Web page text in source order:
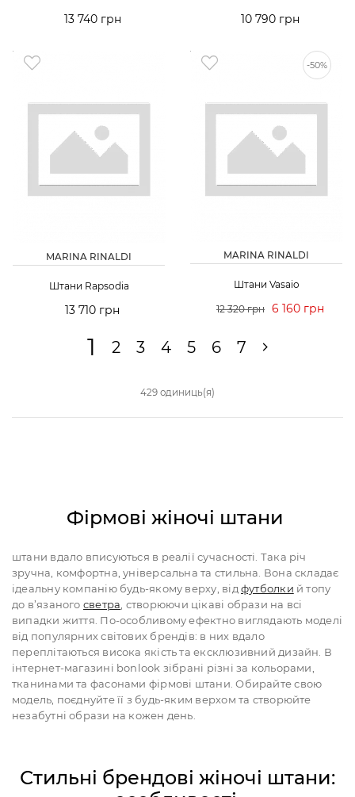
13 740 грн 10 790 грн
MARINA RINALDI
Штани Rapsodia
13 710 грн
-50%
MARINA RINALDI
Штани Vasaio
12 320 грн 6 160 грн
1 2 3 4 5 6 7
429 одиниць(я)
Фірмові жіночі штани
штани вдало вписуються в реалії сучасності. Така річ
зручна, комфортна, універсальна та стильна. Вона складає
ідеальну компанію будь-якому верху, від футболки й топу
до в’язаного светра , створюючи цікаві образи на всі
випадки життя. По-особливому ефектно виглядають моделі
від популярних світових брендів: в них вдало
переплітаються висока якість та ексклюзивний дизайн. В
інтернет-магазині bonlook зібрані різні за кольорами,
тканинами та фасонами фірмові штани. Обирайте свою
модель, поєднуйте її з будь-яким верхом та створюйте
незабутні образи на кожен день.
Стильні брендові жіночі штани: